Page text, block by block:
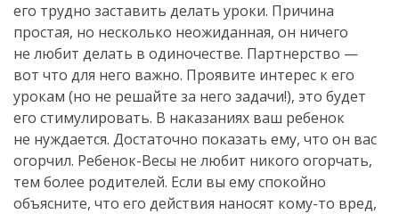
его трудно заставить делать уроки. Причина
простая, но несколько неожиданная, он ничего
не любит делать в одиночестве. Партнерство —
вот что для него важно. Проявите интерес к его
урокам (но не решайте за него задачи!), это будет
его стимулировать. В наказаниях ваш ребенок
не нуждается. Достаточно показать ему, что он вас
огорчил. Ребенок-Весы не любит никого огорчать,
тем более родителей. Если вы ему спокойно
объясните, что его действия наносят кому-то вред,